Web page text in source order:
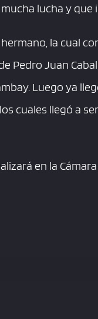
lucha y
la cual
Pedro Juan
Luego ya
cuales llegó a
en la